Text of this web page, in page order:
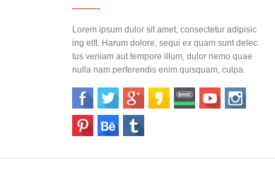
Lorem ipsum dulor sit amet, consectetur adipisic
ing elft. Harum dolore, sequi ex quam sunt delec
tus veniam aut tempore illum, dulor nemo quae
nulla nam perferendis enim quisquam, culpa.